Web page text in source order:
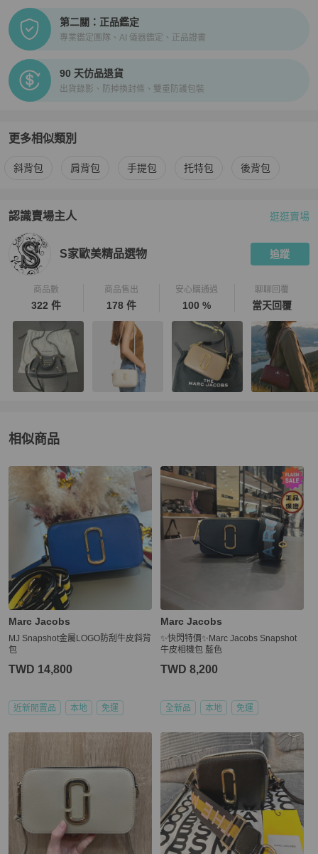
第二關：正品鑑定
專業鑑定團隊、AI 儀器鑑定、正品證書
90 天仿品退貨
出貨錄影、防掉換封條、雙重防護包裝
更多相似類別
更多Marc Jacobs女包 相似商品推薦
斜背包 肩背包 手提包 托特包 後背包
認識賣場主人
PopChill 拍拍圈嚴選賣家
逛逛賣場
S家歐美精品選物 追蹤
商品數
322 件
商品售出
178 件
安心購通過
100 %
聊聊回覆
當天回覆
相似商品
更多相似Marc Jacobs女包推薦精品
Marc Jacobs
MJ Snapshot金屬LOGO防刮牛皮斜背
包
TWD 14,800
近新閒置品 本地 免運
Marc Jacobs
✨快閃特價✨Marc Jacobs Snapshot
牛皮相機包 藍色
TWD 8,200
全新品 本地 免運